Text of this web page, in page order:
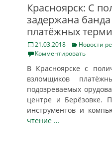
Красноярск: С
задержана
платёжных
Posted
on
21.03.2018 Categories
Новости
Комментировать
В Красноярске с
взломщиков
подозреваемых
центре и Берёзовке.
инструментов и
чтение …